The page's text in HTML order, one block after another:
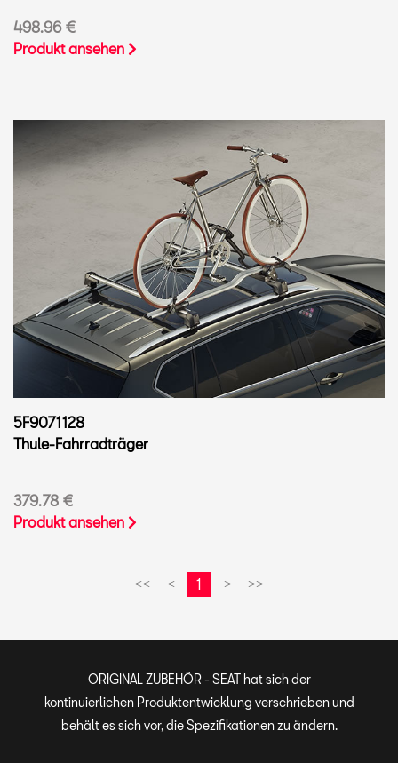
498.96 €
Produkt ansehen
5F9071128
Thule-Fahrradträger
379.78 €
Produkt ansehen
<< < 1 > >>
ORIGINAL ZUBEHÖR - SEAT hat sich der
kontinuierlichen Produktentwicklung verschrieben und
behält es sich vor, die Spezifikationen zu ändern.